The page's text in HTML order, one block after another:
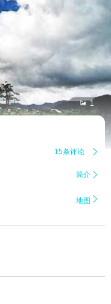
 1
15条评论 
简介 
地图 